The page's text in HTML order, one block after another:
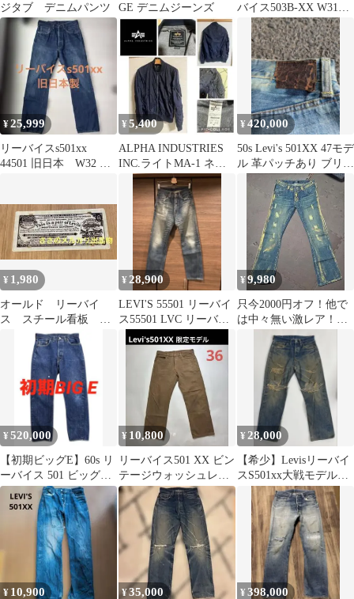
ジタブ デニムパンツ
GE デニムジーンズ
バイス503B-XX W31復
刻日本製革パッチ
¥25,999
リーバイスs501xx
44501 旧日本 W32 大
¥ 5,400
ALPHA INDUSTRIES
INC.ライトMA-1 ネイ
ビー サイズM
¥420,000
50s Levi's 501XX 47モデ
ル 革パッチあり ブリー
チ リペアあり
¥ 1,980
オールド リーバイ
ス スチール看板
501XX tinsign ギャラン
ティー
¥28,900
LEVI'S 55501 リーバイ
ス55501 LVC リーバイ
ス501XX
¥9,980
只今2000円オフ！他で
は中々無い激レア！デ
ニム ジーンズ メンズ
Mサイズ
¥520,000
【初期ビッグE】60s リ
ーバイス 501 ビッグE
ヴィンテージ
¥ 10,800
リーバイス501 XX ビン
テージウォッシュレア
カラー完全別注品 限
定モデル
¥28,000
【希少】Levisリーバイ
スS501xx大戦モデル復
刻版
¥ 10,900 ¥35,000 ¥398,000